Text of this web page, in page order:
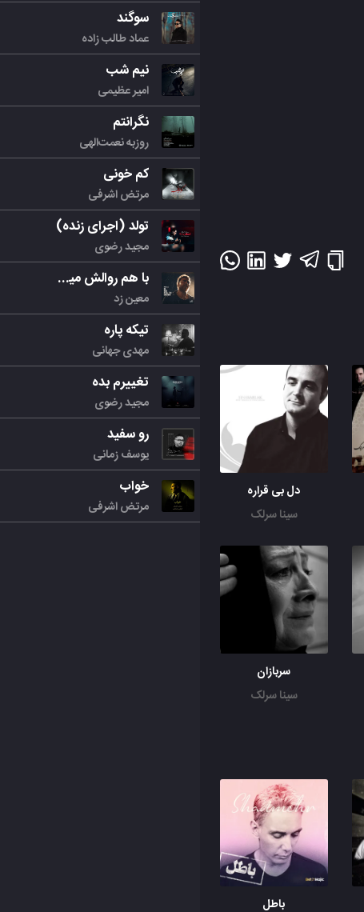
دل بی قراره
سینا سرلک
سربازان
سینا سرلک
باطل
سوگند
عماد طالب زاده
نیم شب
امیر عظیمی
نگرانتم
روزبه نعمت‌الهی
کم خونی
مرتض اشرفی
تولد (اجرای زنده)
مجید رضوی
با هم روالش میکنیم
معین زد
تیکه پاره
مهدی جهانی
تغییرم بده
مجید رضوی
رو سفید
یوسف زمانی
خواب
مرتض اشرفی